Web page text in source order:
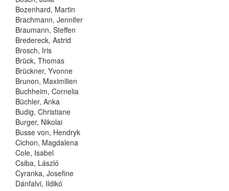
Bozenhard, Martin
Brachmann, Jennifer
Braumann, Steffen
Bredereck, Astrid
Brosch, Iris
Brück, Thomas
Brückner, Yvonne
Brunon, Maximilien
Buchheim, Cornelia
Büchler, Anka
Budig, Christiane
Burger, Nikolai
Busse von, Hendryk
Cichon, Magdalena
Cole, Isabel
Csiba, László
Cyranka, Josefine
Dánfalvi, Ildikó